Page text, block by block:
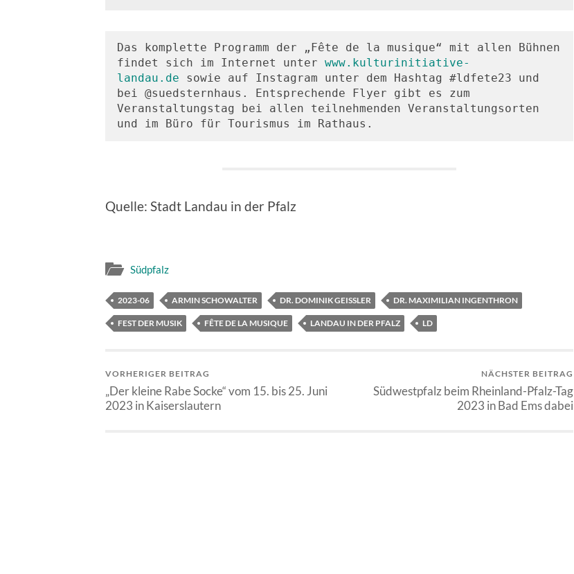
Das komplette Programm der „Fête de la musique“ mit allen Bühnen
findet sich im Internet unter www.kulturinitiative-
landau.de sowie auf Instagram unter dem Hashtag #ldfete23 und
bei @suedsternhaus. Entsprechende Flyer gibt es zum
Veranstaltungstag bei allen teilnehmenden Veranstaltungsorten
und im Büro für Tourismus im Rathaus.
Quelle: Stadt Landau in der Pfalz
Südpfalz
2023-06 ARMIN SCHOWALTER DR. DOMINIK GEISSLER DR. MAXIMILIAN INGENTHRON
FEST DER MUSIK FÊTE DE LA MUSIQUE LANDAU IN DER PFALZ LD
VORHERIGER BEITRAG
„Der kleine Rabe Socke“ vom 15. bis 25. Juni
2023 in Kaiserslautern
NÄCHSTER BEITRAG
Südwestpfalz beim Rheinland-Pfalz-Tag
2023 in Bad Ems dabei